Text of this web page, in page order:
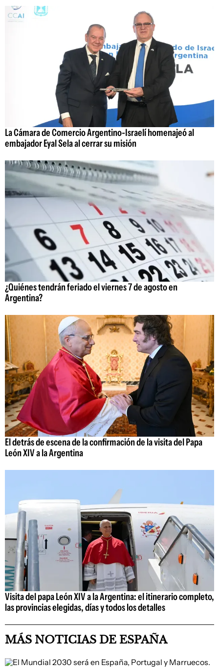
La Cámara de Comercio Argentino-Israelí homenajeó al
embajador Eyal Sela al cerrar su misión
¿Quiénes tendrán feriado el viernes 7 de agosto en
Argentina?
El detrás de escena de la confirmación de la visita del Papa
León XIV a la Argentina
Visita del papa León XIV a la Argentina: el itinerario completo,
las provincias elegidas, días y todos los detalles
MÁS NOTICIAS DE ESPAÑA